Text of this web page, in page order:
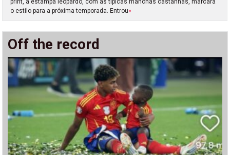
o estilo para a próxima temporada. Entrou»
Off the record